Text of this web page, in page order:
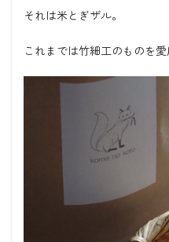
それは米とぎザル。
これまでは竹細工のものを愛